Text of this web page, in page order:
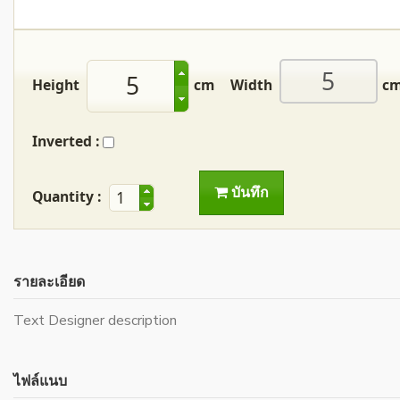
Height cm Width
Inverted :
Quantity : บันทึก
รายละเอียด
Text Designer description
ไฟล์แนบ